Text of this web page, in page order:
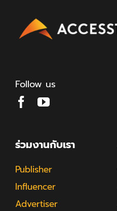
Follow us
ร่วมงานกับเรา
Publisher
Influencer
Advertiser